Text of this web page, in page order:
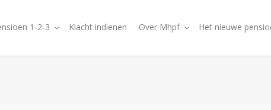
1-2-3 Klacht indienen Over Mhpf Het nieuwe